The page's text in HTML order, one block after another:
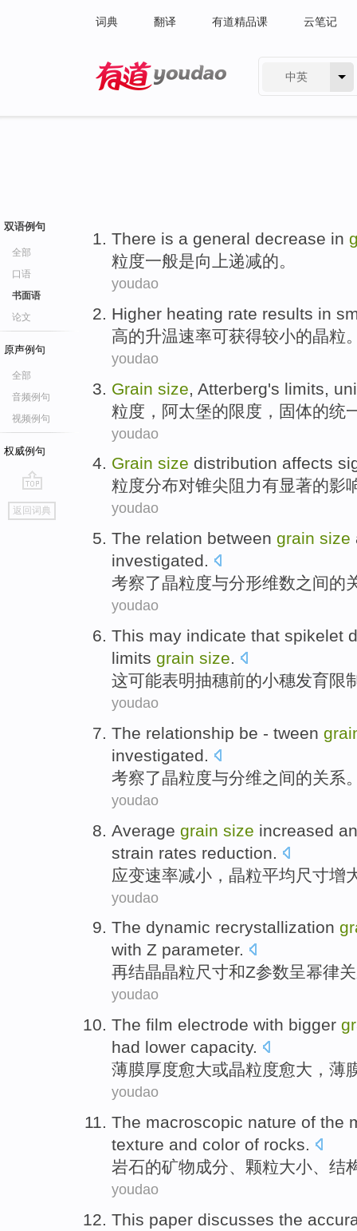
词典 翻译 有道精品课 云笔记
中英
双语例句
全部
口语
书面语
论文
原声例句
全部
音频例句
视频例句
权威例句
go
top
返回词典
There is a general decrease in
粒度一般是向上递减的。
youdao
Higher heating rate results in
高的升温速率可获得较小的晶粒
youdao
Grain size Atterberg's limits
粒度 ， 阿太堡的限度 ， 固体的统
youdao
Grain size distribution affects
粒度分布对锥尖阻力有显著的影
youdao
The relation between grain size
investigated.
考察了晶粒度与分形维数之间的
youdao
This may indicate that spikelet
limits grain size.
这可能表明抽穗前的小穗发育限
youdao
The relationship be - tween
investigated.
考察了晶粒度与分维之间的关系
youdao
Average grain size increased
strain rates reduction
应变速率减小 ， 晶粒平均 尺寸增
youdao
The dynamic recrystallization
with Z parameter.
再结晶晶粒尺寸和Z参数呈幂律
youdao
The film electrode with bigger
had lower capacity.
薄膜厚度愈大或晶粒度愈大 ，薄
youdao
The macroscopic nature of the
texture and color of rocks.
岩石的矿物成分、 颗粒大小、 结
youdao
This paper discusses the